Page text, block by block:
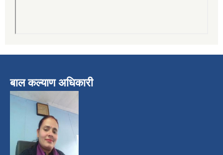
बाल कल्याण अधिकारी